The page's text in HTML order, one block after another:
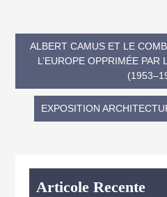
ALBERT CAMUS ET LE
L’EUROPE OPPRIMÉE PAR
EXPOSITION
Articole Recente